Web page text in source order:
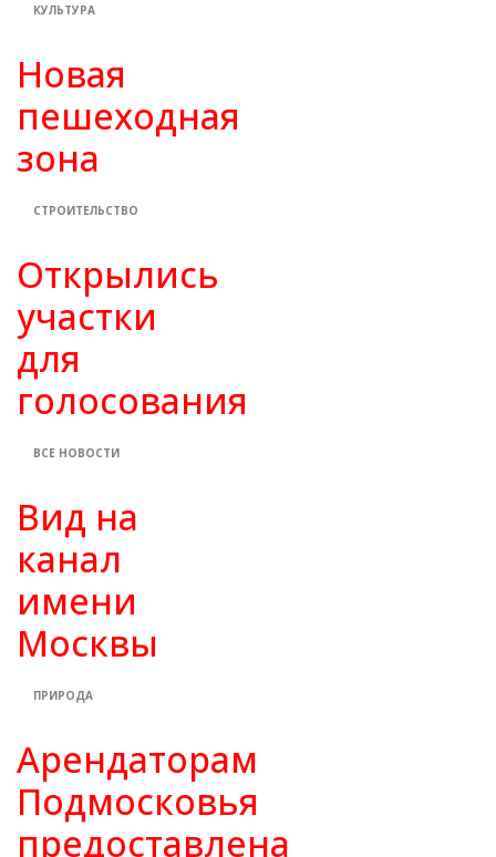
КУЛЬТУРА
Новая
пешеходная
зона
СТРОИТЕЛЬСТВО
Открылись
участки
для
голосования
ВСЕ НОВОСТИ
Вид на
канал
имени
Москвы
ПРИРОДА
Арендаторам
Подмосковья
предоставлена